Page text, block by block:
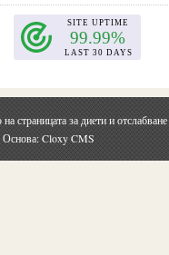
страницата за диети и отслабване
Cloxy CMS